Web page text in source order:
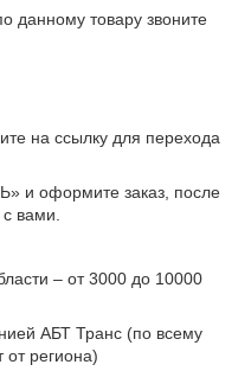
данному товару звоните
на ссылку для перехода
и оформите заказ, после
вами.
– от 3000 до 10000
АБТ Транс (по всему
от региона)